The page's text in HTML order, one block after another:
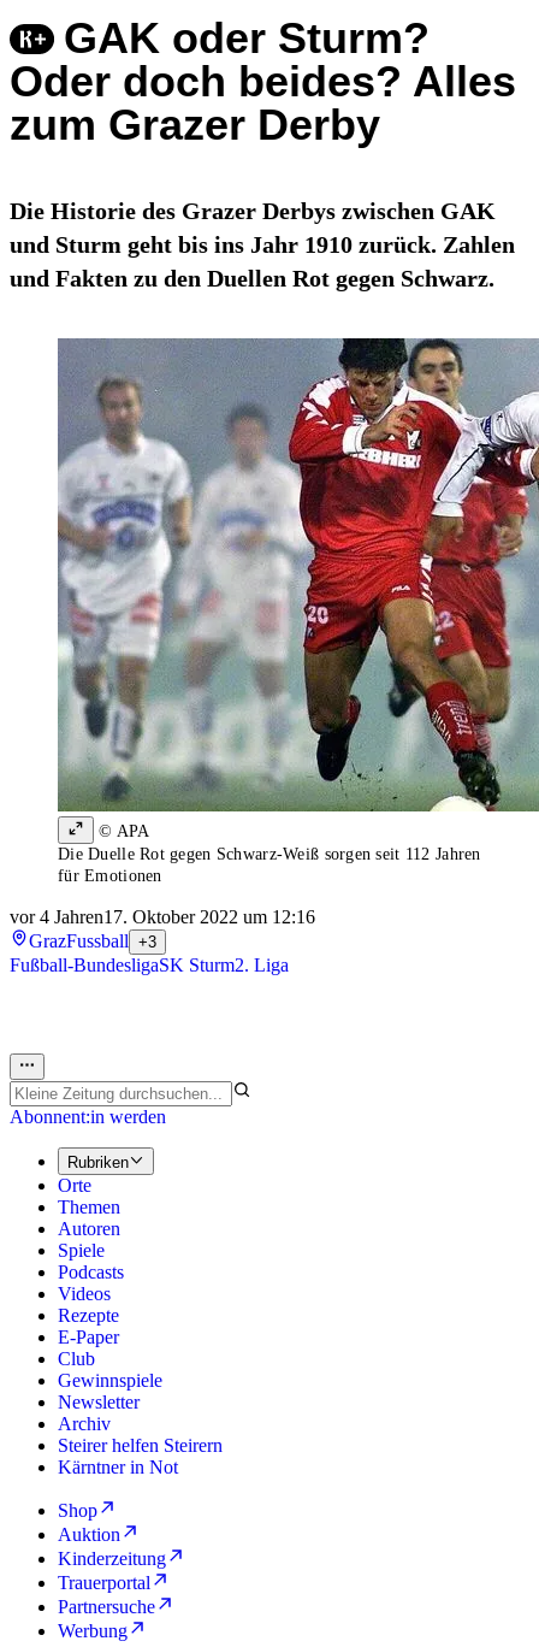
GAK oder Sturm?
Oder doch beides? Alles
zum Grazer Derby
Die Historie des Grazer Derbys zwischen GAK
und Sturm geht bis ins Jahr 1910 zurück. Zahlen
und Fakten zu den Duellen Rot gegen Schwarz.
© APA
Die Duelle Rot gegen Schwarz-Weiß sorgen seit 112 Jahren
für Emotionen
vor 4 Jahren17. Oktober 2022 um 12:16
GrazFussball +3
Fußball-BundesligaSK Sturm2. Liga
Abonnent:in werden
Rubriken
Orte
Themen
Autoren
Spiele
Podcasts
Videos
Rezepte
E-Paper
Club
Gewinnspiele
Newsletter
Archiv
Steirer helfen Steirern
Kärntner in Not
Shop
Auktion
Kinderzeitung
Trauerportal
Partnersuche
Werbung